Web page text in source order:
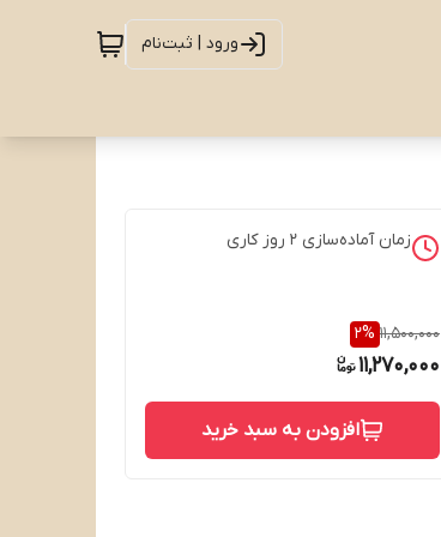
ورود | ثبت‌نام
زمان آماده‌سازی 2 روز کاری
11,500,000
2%
11,270,000
افزودن به سبد خرید